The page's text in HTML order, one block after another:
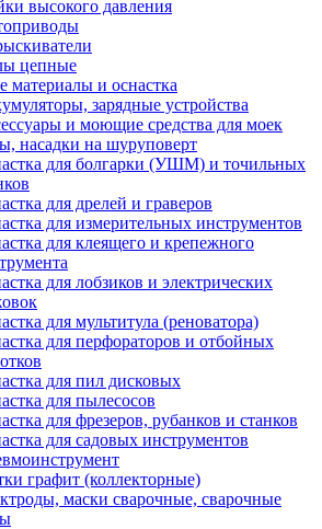
высокого давления
цепные
материалы и оснастка
зарядные устройства
и моющие средства для моек
насадки на шуруповерт
для болгарки (УШМ) и точильных
для дрелей и граверов
для измерительных инструментов
для клеящего и крепежного
для лобзиков и электрических
для мультитула (реноватора)
для перфораторов и отбойных
для пил дисковых
для пылесосов
для фрезеров, рубанков и станков
для садовых инструментов
графит (коллекторные)
маски сварочные, сварочные